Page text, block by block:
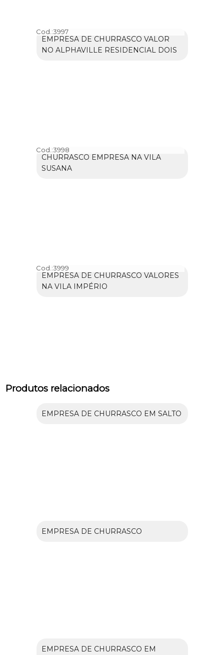
Cod.:3997
EMPRESA DE CHURRASCO VALOR
NO ALPHAVILLE RESIDENCIAL DOIS
Cod.:3998
CHURRASCO EMPRESA NA VILA
SUSANA
Cod.:3999
EMPRESA DE CHURRASCO VALORES
NA VILA IMPÉRIO
Produtos relacionados
EMPRESA DE CHURRASCO EM SALTO
EMPRESA DE CHURRASCO
EMPRESA DE CHURRASCO EM